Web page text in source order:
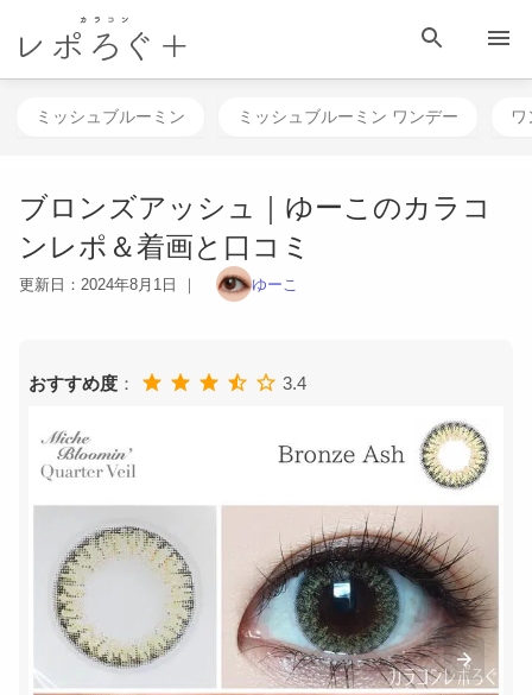
HOME 目 次 メニュー
ミッシュブルーミン ミッシュブルーミン ワンデー
ブロンズアッシュ｜ゆーこのカラコ
ンレポ＆着画と口コミ
更新日： 2024年8月1日 ｜ ゆーこ
おすすめ度 ： 3.4